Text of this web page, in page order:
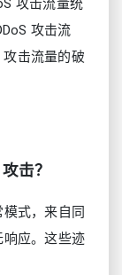
攻击流量统
攻击流
击流量的破
击？
式，来自同
应。这些迹